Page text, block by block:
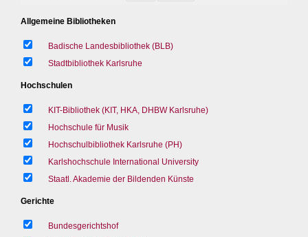
Allgemeine Bibliotheken
Badische Landesbibliothek (BLB)
Stadtbibliothek Karlsruhe
Hochschulen
KIT-Bibliothek (KIT, HKA, DHBW Karlsruhe)
Hochschule für Musik
Hochschulbibliothek Karlsruhe (PH)
Karlshochschule International University
Staatl. Akademie der Bildenden Künste
Gerichte
Bundesgerichtshof